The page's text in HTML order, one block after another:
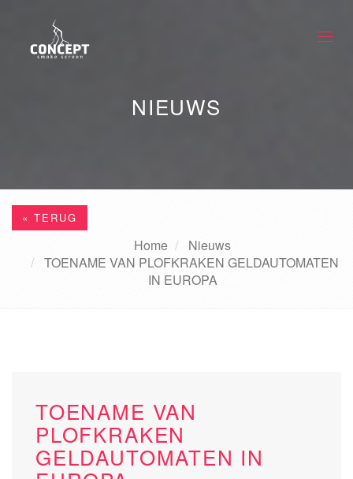
NIEUWS
« TERUG
Home
Nieuws
TOENAME VAN PLOFKRAKEN GELDAUTOMATEN
IN EUROPA
TOENAME VAN
PLOFKRAKEN
GELDAUTOMATEN IN